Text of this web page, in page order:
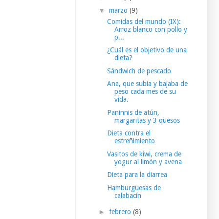
▼ marzo (9)
Comidas del mundo (IX):
Arroz blanco con pollo y
p...
¿Cuál es el objetivo de una
dieta?
Sándwich de pescado
Ana, que subía y bajaba de
peso cada mes de su
vida.
Paninnis de atún,
margaritas y 3 quesos
Dieta contra el
estreñimiento
Vasitos de kiwi, crema de
yogur al limón y avena
Dieta para la diarrea
Hamburguesas de
calabacín
► febrero (8)